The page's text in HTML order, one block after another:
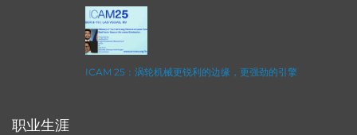
ICAM 25：涡轮机械更锐利的边缘，更强劲的引擎
职业生涯